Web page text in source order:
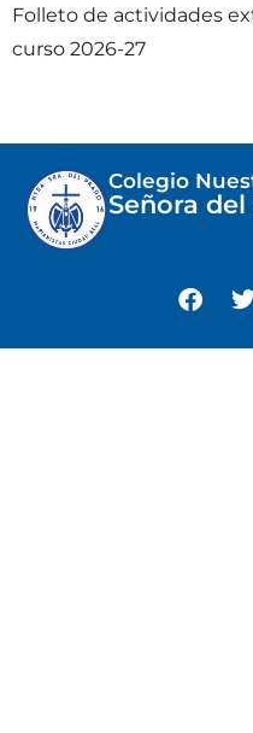
Folleto de actividades
curso 2026-27
Colegio
Señora del